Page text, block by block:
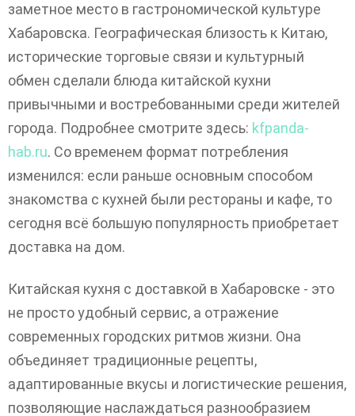
заметное место в гастрономической культуре
Хабаровска. Географическая близость к Китаю,
исторические торговые связи и культурный
обмен сделали блюда китайской кухни
привычными и востребованными среди жителей
города. Подробнее смотрите здесь: kfpanda-
hab.ru. Со временем формат потребления
изменился: если раньше основным способом
знакомства с кухней были рестораны и кафе, то
сегодня всё большую популярность приобретает
доставка на дом.
Китайская кухня с доставкой в Хабаровске - это
не просто удобный сервис, а отражение
современных городских ритмов жизни. Она
объединяет традиционные рецепты,
адаптированные вкусы и логистические решения,
позволяющие наслаждаться разнообразием